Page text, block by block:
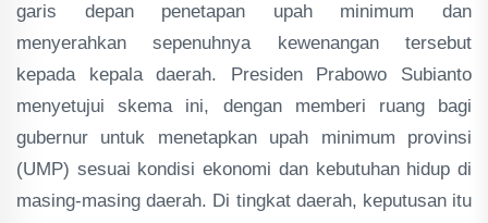
garis depan penetapan upah minimum dan
menyerahkan sepenuhnya kewenangan tersebut
kepada kepala daerah. Presiden Prabowo Subianto
menyetujui skema ini, dengan memberi ruang bagi
gubernur untuk menetapkan upah minimum provinsi
(UMP) sesuai kondisi ekonomi dan kebutuhan hidup di
masing-masing daerah. Di tingkat daerah, keputusan itu